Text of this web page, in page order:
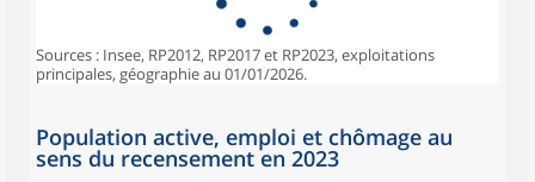
Sources : Insee, RP2012, RP2017 et RP2023, exploitations
principales, géographie au 01/01/2026.
Population active, emploi et chômage au
sens du recensement en 2023